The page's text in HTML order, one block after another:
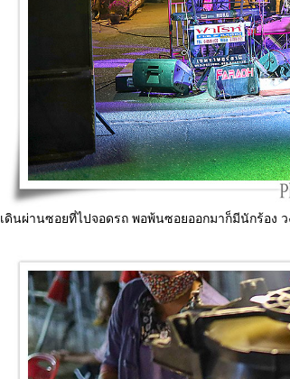
เดินผ่านซอยที่ไปจอดรถ พอพ้นซอยออกมาก็มีนักร้อง